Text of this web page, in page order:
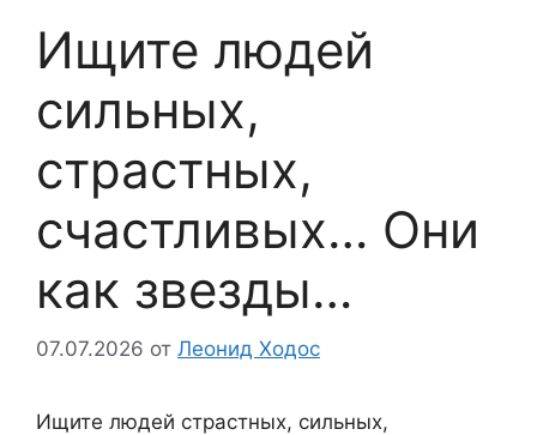
Ищите людей
сильных,
страстных,
счастливых… Они
как звезды…
07.07.2026 от Леонид Ходос
Ищите людей страстных, сильных,